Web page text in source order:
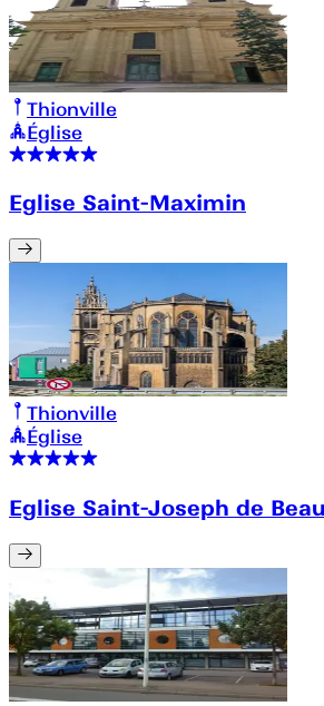
Thionville
Église
Eglise Saint-Maximin
Thionville
Église
Eglise Saint-Joseph de